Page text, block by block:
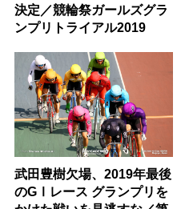
決定／競輪祭ガールズグラ
ンプリトライアル2019
武田豊樹欠場、2019年最後
のGⅠレース グランプリを